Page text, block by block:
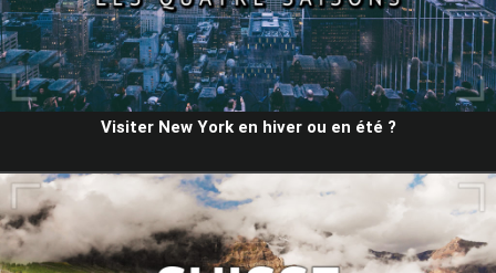
Visiter New York en hiver ou en été ?